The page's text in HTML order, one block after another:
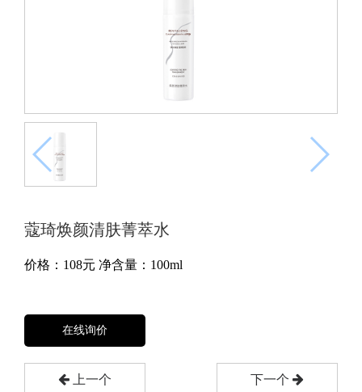
蔻琦焕颜清肤菁萃水
价格： 108元 净含量：100ml
在线询价
上一个 下一个